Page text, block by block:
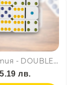
Класическо домино в метална кутия - DOUBLE SIX COLOR DOT DOMINOES 5010
лв.